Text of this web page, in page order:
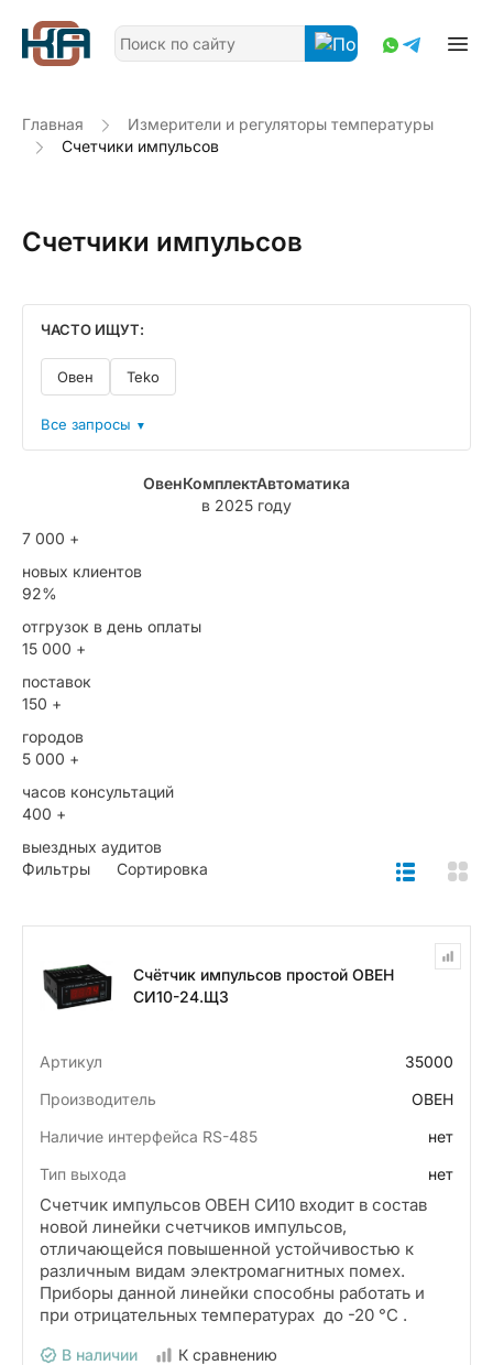
Главная
Измерители и регуляторы температуры
Счетчики импульсов
Счетчики импульсов
ЧАСТО ИЩУТ:
Овен Teko
Все запросы ▼
ОвенКомплектАвтоматика
в 2025 году
7 000 +
новых клиентов
92%
отгрузок в день оплаты
15 000 +
поставок
150 +
городов
5 000 +
часов консультаций
400 +
выездных аудитов
Фильтры
Сортировка
Счётчик импульсов простой ОВЕН
СИ10-24.Щ3
Артикул
35000
Производитель
ОВЕН
Наличие интерфейса RS-485
нет
Тип выхода
нет
Счетчик импульсов ОВЕН СИ10 входит в состав
новой линейки счетчиков импульсов,
отличающейся повышенной устойчивостью к
различным видам электромагнитных помех.
Приборы данной линейки способны работать и
при отрицательных температурах до -20 °С .
В наличии К сравнению